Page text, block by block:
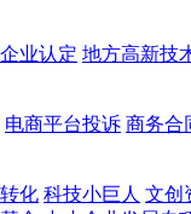
业认定 地方高新技
电商平台投诉 商务合
化 科技小巨人 文创